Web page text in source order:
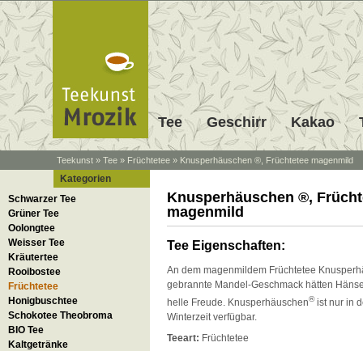
Tee Geschirr Kakao
Teekunst » Tee » Früchtetee » Knusperhäuschen ®, Früchtetee magenmild
Kategorien
Schwarzer Tee
Grüner Tee
Oolongtee
Weisser Tee
Kräutertee
Rooibostee
Früchtetee
Honigbuschtee
Schokotee Theobroma
BIO Tee
Kaltgetränke
Knusperhäuschen ®,
magenmild
Tee Eigenschaften:
An dem magenmildem Früchtetee
gebrannte Mandel-Geschmack hätten
helle Freude. Knusperhäuschen®ist nur in
Winterzeit verfügbar.
Teeart: Früchtetee